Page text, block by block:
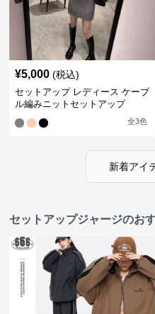
¥5,000 (税込)
セットアップ レディース ケーブ
ル編みニットセットアップ
全3色
新着アイ
セットアップジャージのお